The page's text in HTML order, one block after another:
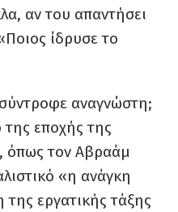
αν του απαντήσει
ίδρυσε το
αναγνώστη;
εποχής της
όπως τον Αβραάμ
«η ανάγκη
εργατικής τάξης